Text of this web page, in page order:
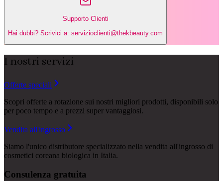
Supporto Clienti
Hai dubbi? Scrivici a: servizioclienti@thekbeauty.com
I nostri servizi
Offerte speciali
Scopri offerte a rotazione sui nostri migliori prodotti, disponibili solo
per poco tempo e a prezzi super vantaggiosi.
Vendita all'ingrosso
Siamo l'unico distributore specializzato nella vendita all'ingrosso di
cosmetici coreana biologica in Italia.
Consulenza gratuita